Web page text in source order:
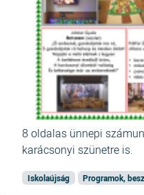
8 oldalas ünnepi
karácsonyi szünetre is.
Iskolaújság Programok,